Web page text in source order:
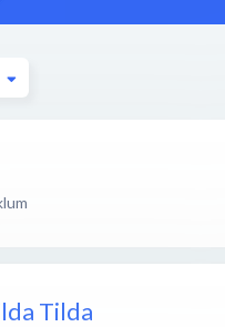
Tilda